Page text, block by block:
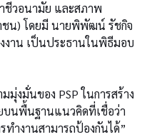
ชีวอนามัย และสภาพ
ชน) โดยมี นายพิพัฒน์ รัชกิจ
งาน เป็นประธานในพิธีมอบ
มุ่งมั่นของ PSP ในการสร้าง
นพื้นฐานแนวคิดที่เชื่อว่า
ทำงานสามารถป้องกันได้”